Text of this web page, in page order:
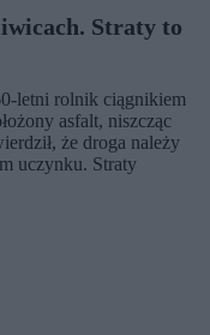
Straty to
letni rolnik ciągnikiem
asfalt, niszcząc
że droga należy
uczynku. Straty